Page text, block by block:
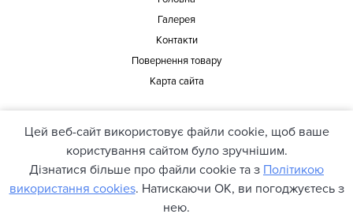
Цей веб-сайт використовує файли cookie, щоб ваше
користування сайтом було зручнішим.
Дізнатися більше про файли cookie та з Політикою
використання cookies. Натискаючи ОК, ви погоджуєтесь з
нею.
Галерея
Контакти
Повернення товару
Карта сайта
офіс 429, вул. Предславинська 37, Київ, 03150, Україна